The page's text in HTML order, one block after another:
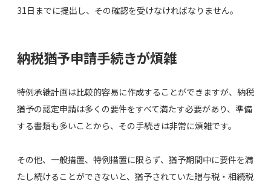
31日までに提出し、その確認を受けなければなりません。
納税猶予申請手続きが煩雑
特例承継計画は比較的容易に作成することができますが、納税
猶予の認定申請は多くの要件をすべて満たす必要があり、準備
する書類も多いことから、その手続きは非常に煩雑です。
その他、一般措置、特例措置に限らず、猶予期間中に要件を満
たし続けることができないと、猶予されていた贈与税・相続税